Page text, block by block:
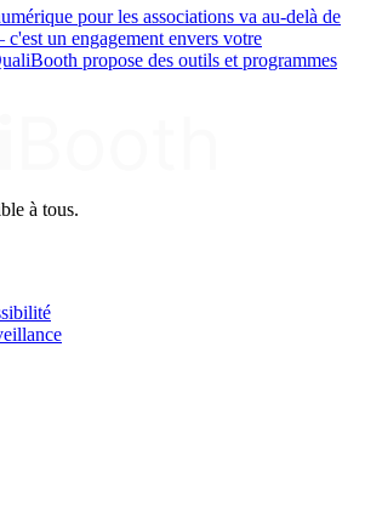
pour les associations va au-delà de
un engagement envers votre
propose des outils et programmes
à tous.